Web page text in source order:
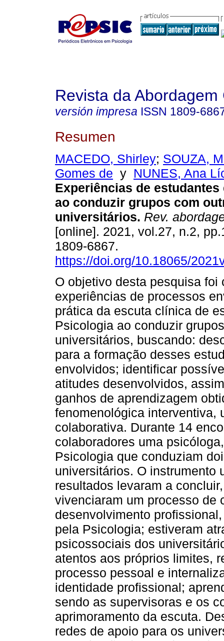
Revista da Abordagem
versión impresa ISSN 1809-
Resumen
MACEDO, Shirley; SOUZA,
Gomes de y NUNES, Ana
Experiências de
ao conduzir grupos com
universitários. Rev.
[online]. 2021, vol.27, n.2,
1809-6867.
https://doi.org/10.18065/
O objetivo desta pesquisa foi
experiências de processos
prática da escuta clínica de
Psicologia ao conduzir
universitários, buscando:
para a formação desses
envolvidos; identificar
atitudes desenvolvidos,
ganhos de aprendizagem
fenomenológica interventiva,
colaborativa. Durante 14
colaboradores uma
Psicologia que conduziam
universitários. O instrumento
resultados levaram a
vivenciaram um processo de
desenvolvimento
pela Psicologia; estiveram
psicossociais dos
atentos aos próprios limites,
processo pessoal e
identidade profissional;
sendo as supervisoras e os
aprimoramento da escuta.
redes de apoio para os